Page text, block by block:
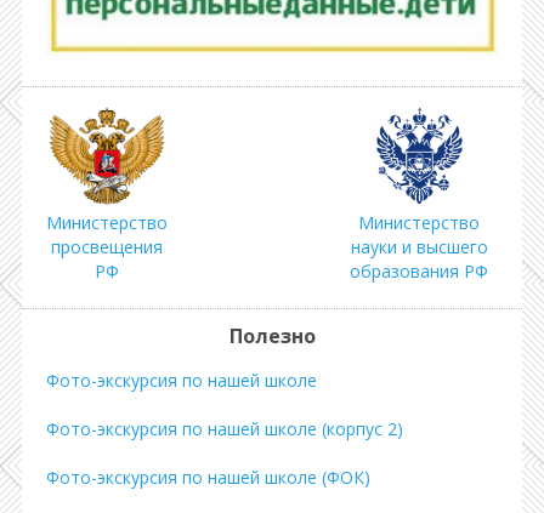
Министерство
просвещения
РФ
Министерство
науки и высшего
образования РФ
Полезно
Фото-экскурсия по нашей школе
Фото-экскурсия по нашей школе (корпус 2)
Фото-экскурсия по нашей школе (ФОК)